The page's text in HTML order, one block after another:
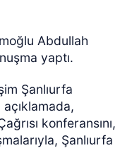
Abdullah
yaptı.
Şanlıurfa
konferansını,
Şanlıurfa